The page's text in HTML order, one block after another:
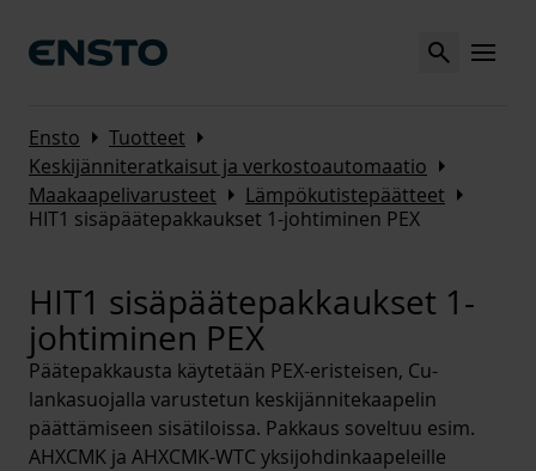
Search MENU
Ensto Arrow_right Tuotteet Arrow_right
Keskijänniteratkaisut ja verkostoautomaatio Arrow_right
Maakaapelivarusteet Arrow_right Lämpökutistepäätteet Arrow_right
HIT1 sisäpäätepakkaukset 1-johtiminen PEX
HIT1 sisäpäätepakkaukset 1-
johtiminen PEX
Päätepakkausta käytetään PEX-eristeisen, Cu-
lankasuojalla varustetun keskijännitekaapelin
päättämiseen sisätiloissa. Pakkaus soveltuu esim.
AHXCMK ja AHXCMK-WTC yksijohdinkaapeleille